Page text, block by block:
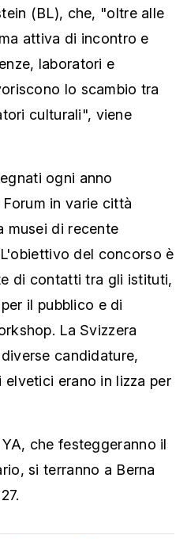
(BL), che, "oltre alle
attiva di incontro e
laboratori e
lo scambio tra
culturali", viene
ogni anno
in varie città
musei di recente
del concorso è
di contatti tra gli istituti,
il pubblico e di
La Svizzera
candidature,
erano in lizza per
che festeggeranno il
si terranno a Berna